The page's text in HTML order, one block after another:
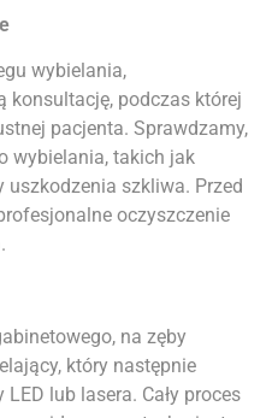
wybielania,
konsultację, podczas której
pacjenta. Sprawdzamy,
wybielania, takich jak
uszkodzenia szkliwa. Przed
oczyszczenie
na zęby
który następnie
lub lasera. Cały proces